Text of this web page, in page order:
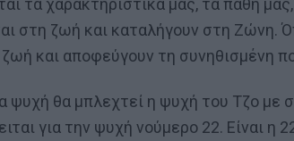
τα χαρακτηριστικά μας, τα πάθη
στη ζωή και καταλήγουν στη Ζώνη.
και αποφεύγουν τη συνηθισμένη
ψυχή θα μπλεχτεί η ψυχή του Τζο με
για την ψυχή νούμερο 22. Είναι η